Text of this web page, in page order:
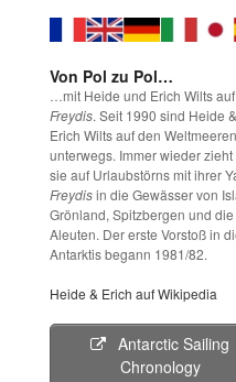
Von Pol zu Pol…
…mit Heide und Erich Wilts
Freydis. Seit 1990 sind Heide &
Erich Wilts auf den Weltmeeren
unterwegs. Immer wieder zieht
sie auf Urlaubstörns mit ihrer
Freydisin die Gewässer von
Grönland, Spitzbergen und die
Aleuten. Der erste Vorstoß in
Antarktis begann 1981/82.
Heide & Erich auf Wikipedia
Antarctic Sailing
Chronology